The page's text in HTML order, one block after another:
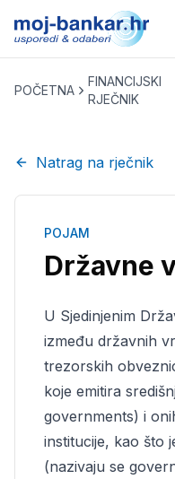
POČETNA
FINANCIJSKI
RJEČNIK
Natrag na rječnik
POJAM
Državne
U Sjedinjenim
između državnih
trezorskih
koje emitira
governments) i
institucije, kao što
(nazivaju se